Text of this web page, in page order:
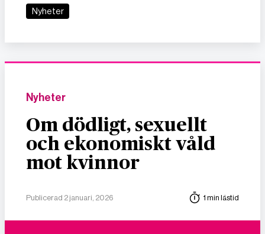
Nyheter
Nyheter
Om dödligt, sexuellt
och ekonomiskt våld
mot kvinnor
Publicerad 2 januari, 2026 1 min lästid